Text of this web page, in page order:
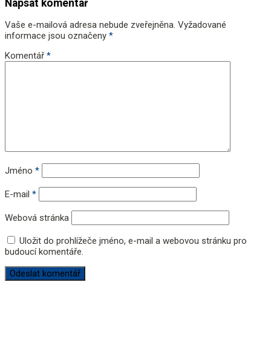
Napsat komentář
Vaše e-mailová adresa nebude zveřejněna. Vyžadované
informace jsou označeny *
Komentář *
Jméno *
E-mail *
Webová stránka
Uložit do prohlížeče jméno, e-mail a webovou stránku pro
budoucí komentáře.